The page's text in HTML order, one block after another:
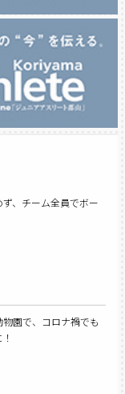
、チーム全員でボー
園で、コロナ禍でも